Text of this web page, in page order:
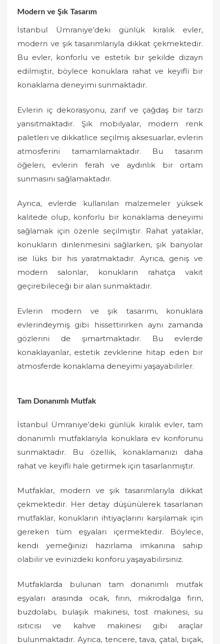
Modern ve Şık Tasarım
İstanbul Ümraniye’deki günlük kiralık evler,
modern ve şık tasarımlarıyla dikkat çekmektedir.
Bu evler, konforlu ve estetik bir şekilde dizayn
edilmiştir, böylece konuklara rahat ve keyifli bir
konaklama deneyimi sunmaktadır.
Evlerin iç dekorasyonu, zarif ve çağdaş bir tarzı
yansıtmaktadır. Şık mobilyalar, modern renk
paletleri ve dikkatlice seçilmiş aksesuarlar, evlerin
atmosferini tamamlamaktadır. Bu tasarım
öğeleri, evlerin ferah ve aydınlık bir ortam
sunmasını sağlamaktadır.
Ayrıca, evlerde kullanılan malzemeler yüksek
kalitede olup, konforlu bir konaklama deneyimi
sağlamak için özenle seçilmiştir. Rahat yataklar,
konukların dinlenmesini sağlarken, şık banyolar
ise lüks bir his yaratmaktadır. Ayrıca, geniş ve
modern salonlar, konukların rahatça vakit
geçirebileceği bir alan sunmaktadır.
Evlerin modern ve şık tasarımı, konuklara
evlerindeymiş gibi hissettirirken aynı zamanda
gözlerini de şımartmaktadır. Bu evlerde
konaklayanlar, estetik zevklerine hitap eden bir
atmosferde konaklama deneyimi yaşayabilirler.
Tam Donanımlı Mutfak
İstanbul Ümraniye’deki günlük kiralık evler, tam
donanımlı mutfaklarıyla konuklara ev konforunu
sunmaktadır. Bu özellik, konaklamanızı daha
rahat ve keyifli hale getirmek için tasarlanmıştır.
Mutfaklar, modern ve şık tasarımlarıyla dikkat
çekmektedir. Her detay düşünülerek tasarlanan
mutfaklar, konukların ihtiyaçlarını karşılamak için
gereken tüm eşyaları içermektedir. Böylece,
kendi yemeğinizi hazırlama imkanına sahip
olabilir ve evinizdeki konforu yaşayabilirsiniz.
Mutfaklarda bulunan tam donanımlı mutfak
eşyaları arasında ocak, fırın, mikrodalga fırın,
buzdolabı, bulaşık makinesi, tost makinesi, su
ısıtıcısı ve kahve makinesi gibi araçlar
bulunmaktadır. Ayrıca, tencere, tava, çatal, bıçak,